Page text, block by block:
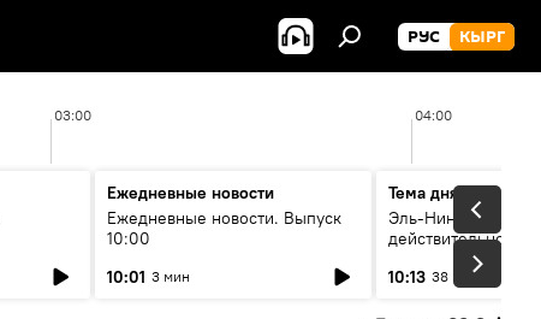
РУС КЫРГ
03:00 04:00
Ежедневные новости
Ежедневные новости. Выпуск
10:00
10:01 3 мин
Тема дня
Эль-Ниньо, жара и
действительно
погоду в
10:13 38 мин